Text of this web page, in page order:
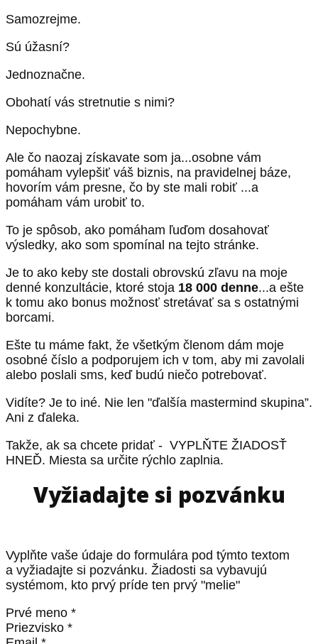
Samozrejme.
Sú úžasní?
Jednoznačne.
Obohatí vás stretnutie s nimi?
Nepochybne.
Ale čo naozaj získavate som ja...osobne vám
pomáham vylepšiť váš biznis, na pravidelnej báze,
hovorím vám presne, čo by ste mali robiť ...a
pomáham vám urobiť to.
To je spôsob, ako pomáham ľuďom dosahovať
výsledky, ako som spomínal na tejto stránke.
Je to ako keby ste dostali obrovskú zľavu na moje
denné konzultácie, ktoré stoja 18 000 denne...a ešte
k tomu ako bonus možnosť stretávať sa s ostatnými
borcami.
Ešte tu máme fakt, že všetkým členom dám moje
osobné číslo a podporujem ich v tom, aby mi zavolali
alebo poslali sms, keď budú niečo potrebovať.
Vidíte? Je to iné. Nie len "ďalšía mastermind skupina”.
Ani z ďaleka.
Takže, ak sa chcete pridať - VYPLŇTE ŽIADOSŤ
HNEĎ. Miesta sa určite rýchlo zaplnia.
Vyžiadajte si pozvánku
Vyplňte vaše údaje do formulára pod týmto textom
a vyžiadajte si pozvánku. Žiadosti sa vybavujú
systémom, kto prvý príde ten prvý "melie"
Prvé meno *
Priezvisko *